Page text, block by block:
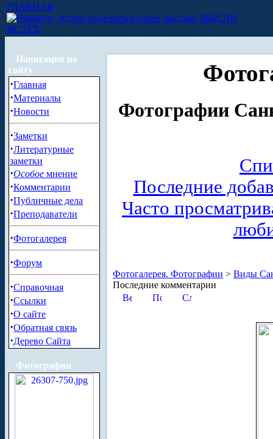
ГЛАВНАЯ
МЫСЛИ
ВСЛУХ
Навигация по
сайту
·Главная
·Материалы
·Новости
·Заметки
·Литературные
заметки
·Особое мнение
·Комментарии
·Публичные дела
·Преподаватели
·Фотогалерея
·Форум
·Справочная
·Ссылки
·О сайте
·Обратная связь
·Дерево Сайта
Фотографии
Фотографии
Последние
Часто
Фотогалерея. Фотографии > Виды
Последние комментарии